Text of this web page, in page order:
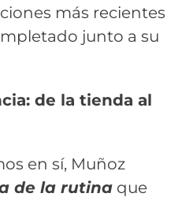
más recientes
junto a su
de la tienda al
en sí, Muñoz
de la rutina que